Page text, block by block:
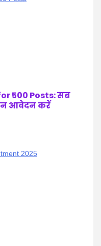
500 Posts: सब
आवेदन करें